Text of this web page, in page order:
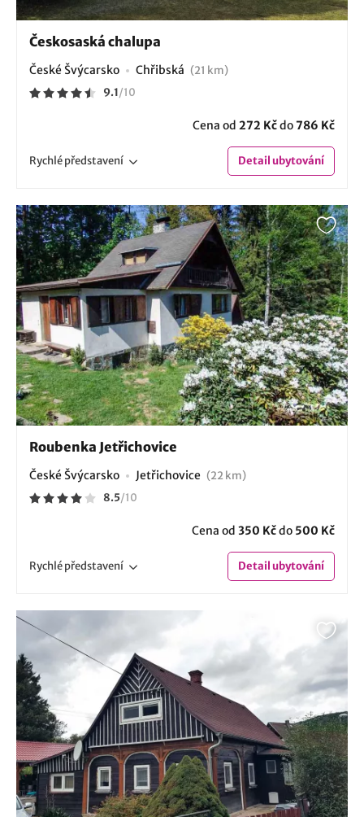
Českosaská chalupa
České Švýcarsko Chřibská (21 km)
9.1/10
Cena od 272 Kčdo786 Kč
Rychlépředstavení Detailubytování
Roubenka Jetřichovice
České Švýcarsko Jetřichovice (22 km)
8.5/10
Cena od 350 Kčdo 500 Kč
Rychlépředstavení Detailubytování